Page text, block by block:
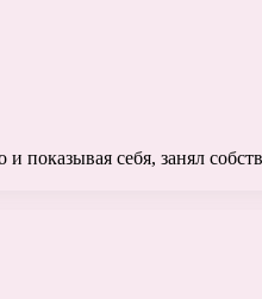
себя, занял